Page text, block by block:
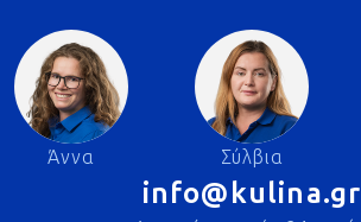
Άννα Σύλβια
info@kulina.gr